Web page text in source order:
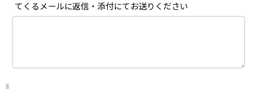
てくるメールに返信・添付にてお送りください